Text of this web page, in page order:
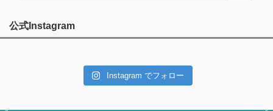
公式Instagram
Instagram でフォロー